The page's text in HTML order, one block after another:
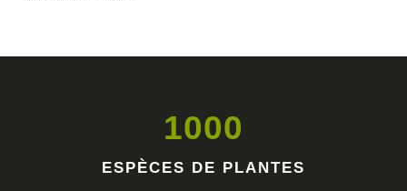
1000
ESPÈCES DE PLANTES